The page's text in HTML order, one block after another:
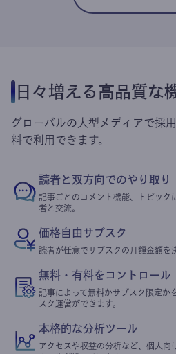
日々増える高品質な
グローバルの大型メディアで採
料で利用できます。
読者と双方向でのやり取り
記事ごとのコメント機能、トピック
者と交流。
価格自由サブスク
読者が任意でサブスクの月額金額を
無料・有料をコントロール
記事によって無料かサブスク限定か
スク運営ができます。
本格的な分析ツール
アクセスや収益の分析など、個人向